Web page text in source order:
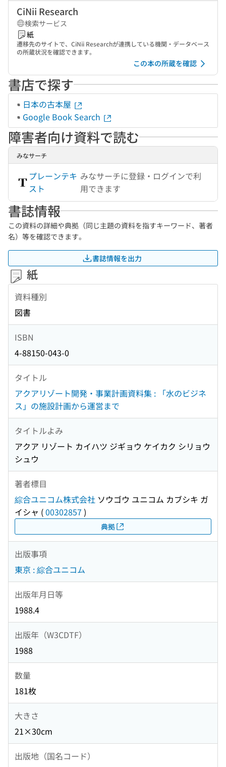
CiNii Research
検索サービス
紙
遷移先のサイトで、CiNii Researchが連携している機関・データベース
の所蔵状況を確認できます。
この本の所蔵を確認
書店で探す
日本の古本屋
Google Book Search
障害者向け資料で読む
みなサーチ
プレーンテキ
スト
みなサーチに登録・ログインで利
用できます
書誌情報
この資料の詳細や典拠（同じ主題の資料を指すキーワード、著者
名）等を確認できます。
書誌情報を出力
紙
資料種別
図書
ISBN
4-88150-043-0
タイトル
アクアリゾート開発・事業計画資料集 : 「水のビジネ
ス」の施設計画から運営まで
タイトルよみ
アクア リゾート カイハツ ジギョウ ケイカク シリョウ
シュウ
著者標目
綜合ユニコム株式会社 ソウゴウ ユニコム カブシキ ガ
イシャ (00302857 )
典拠
出版事項
東京 : 綜合ユニコム
出版年月日等
1988.4
出版年（W3CDTF）
1988
数量
181枚
大きさ
21×30cm
出版地（国名コード）